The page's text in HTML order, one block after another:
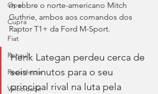
Opel
Cupra
Fiat
Renault
Resistência
Velocidade
m sobre o norte-americano Mitch
Guthrie, ambos aos comandos dos
Raptor T1+ da Ford M-Sport.
Henk Lategan perdeu cerca de
seis minutos para o seu
principal rival na luta pela